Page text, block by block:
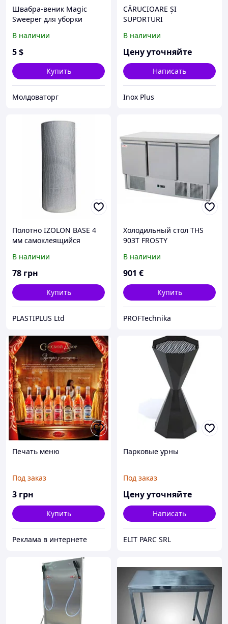
Швабра-веник Magic
Sweeper для уборки
В наличии
5$
Купить
Молдоваторг
CĂRUCIOARE ȘI
SUPORTURI
В наличии
Цену уточняйте
Написать
Inox Plus
Полотно IZOLON BASE 4
мм самоклеящийся
В наличии
78 грн
Купить
PLASTIPLUS Ltd
Холодильный стол THS
903T FROSTY
В наличии
901 €
Купить
PROFTechnika
Печать меню
Под заказ
3 грн
Купить
Реклама в интернете
Парковые урны
Под заказ
Цену уточняйте
Написать
ELIT PARC SRL